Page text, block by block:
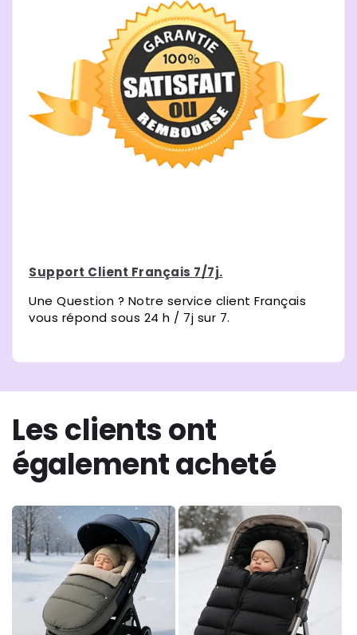
Support Client Français 7/7j.
Une Question ? Notre service client Français
vous répond sous 24 h / 7j sur 7.
Les clients ont
également acheté